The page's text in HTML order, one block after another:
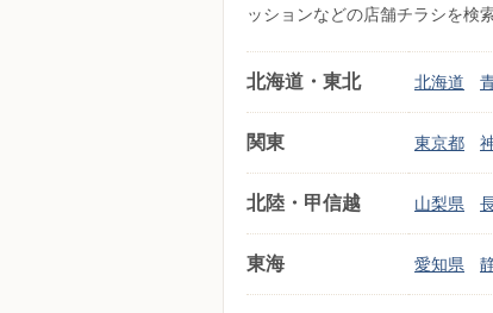
ッションなどの店舗チラシを検
北海道・東北 北海道
関東 東京都
北陸・甲信越 山梨県
東海 愛知県